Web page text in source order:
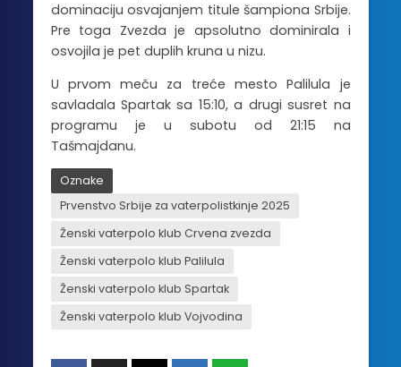
dominaciju osvajanjem titule šampiona Srbije.
Pre toga Zvezda je apsolutno dominirala i
osvojila je pet duplih kruna u nizu.
U prvom meču za treće mesto Palilula je
savladala Spartak sa 15:10, a drugi susret na
programu je u subotu od 21:15 na
Tašmajdanu.
Oznake
Prvenstvo Srbije za vaterpolistkinje 2025
Ženski vaterpolo klub Crvena zvezda
Ženski vaterpolo klub Palilula
Ženski vaterpolo klub Spartak
Ženski vaterpolo klub Vojvodina